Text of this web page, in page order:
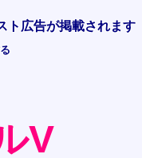
ト広告が掲載されます
V